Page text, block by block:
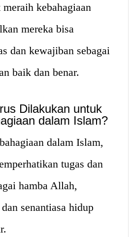
kebahagiaan
mereka bisa
dan kewajiban sebagai
baik dan benar.
Dilakukan untuk
dalam Islam?
dalam Islam,
tugas dan
hamba Allah,
senantiasa hidup